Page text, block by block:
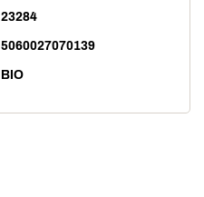
23284
5060027070139
BIO